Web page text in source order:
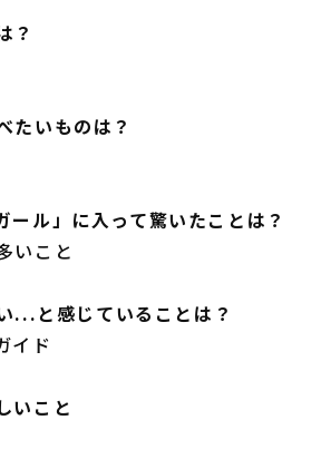
？
たいものは？
ル」に入って驚いたことは？
いこと
...と感じていることは？
イド
いこと